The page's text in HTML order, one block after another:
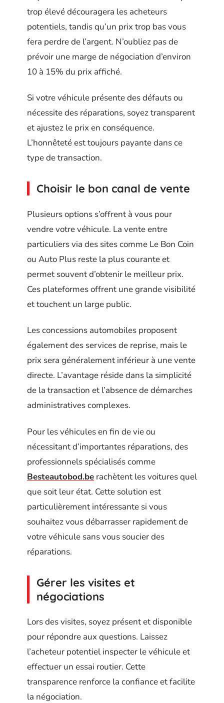
trop élevé découragera les acheteurs
potentiels, tandis qu’un prix trop bas vous
fera perdre de l’argent. N’oubliez pas de
prévoir une marge de négociation d’environ
10 à 15% du prix affiché.
Si votre véhicule présente des défauts ou
nécessite des réparations, soyez transparent
et ajustez le prix en conséquence.
L’honnêteté est toujours payante dans ce
type de transaction.
Choisir le bon canal de vente
Plusieurs options s’offrent à vous pour
vendre votre véhicule. La vente entre
particuliers via des sites comme Le Bon Coin
ou Auto Plus reste la plus courante et
permet souvent d’obtenir le meilleur prix.
Ces plateformes offrent une grande visibilité
et touchent un large public.
Les concessions automobiles proposent
également des services de reprise, mais le
prix sera généralement inférieur à une vente
directe. L’avantage réside dans la simplicité
de la transaction et l’absence de démarches
administratives complexes.
Pour les véhicules en fin de vie ou
nécessitant d’importantes réparations, des
professionnels spécialisés comme
Besteautobod.be rachètent les voitures quel
que soit leur état. Cette solution est
particulièrement intéressante si vous
souhaitez vous débarrasser rapidement de
votre véhicule sans vous soucier des
réparations.
Gérer les visites et
négociations
Lors des visites, soyez présent et disponible
pour répondre aux questions. Laissez
l’acheteur potentiel inspecter le véhicule et
effectuer un essai routier. Cette
transparence renforce la confiance et facilite
la négociation.